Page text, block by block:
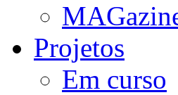
Projetos
Em curso